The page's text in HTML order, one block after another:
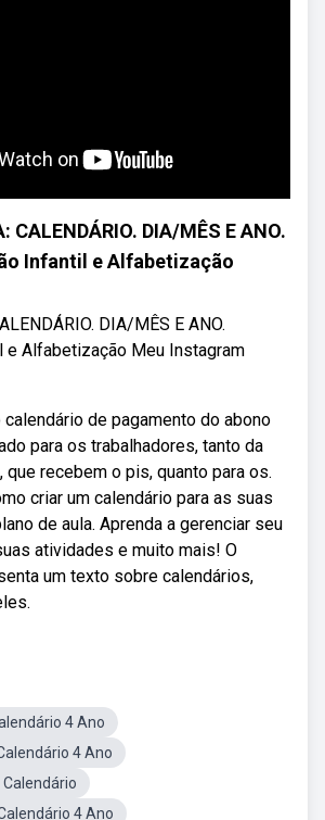
CALENDÁRIO. DIA/MÊS E ANO.
Infantil e Alfabetização
DIA/MÊS E ANO.
e Alfabetização Meu Instagram
de pagamento do abono
para os trabalhadores, tanto da
que recebem o pis, quanto para os.
criar um calendário para as suas
de aula. Aprenda a gerenciar seu
atividades e muito mais! O
um texto sobre calendários,
4 Ano
4 Ano
4 Ano